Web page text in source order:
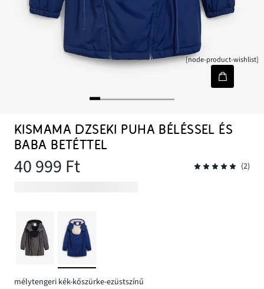
[node-product-wishlist]
KISMAMA DZSEKI PUHA BÉLÉSSEL ÉS
BABA BETÉTTEL
40 999 Ft (2)
mélytengeri kék-kőszürke-ezüstszínű